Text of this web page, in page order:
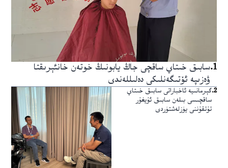
1
.سابىق خىتاي ساقچى جاڭ يابونىڭ خوتەن خانئېرىقتا
ۋەزىپە ئۆتىگەنلىكى دەلىللەندى
2
.گېرمانىيە ئاخباراتى سابىق خىتاي
ساقچىسى بىلەن سابىق ئۇيغۇر
تۇتقۇننى يۈزلەشتۈردى